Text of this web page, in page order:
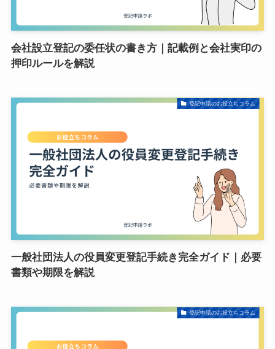
会社設立登記の委任状の書き方｜記載例と会社実印の
押印ルールを解説
登記申請のお役立ちコラム
一般社団法人の役員変更登記手続き完全ガイド｜必要
書類や期限を解説
登記申請のお役立ちコラム